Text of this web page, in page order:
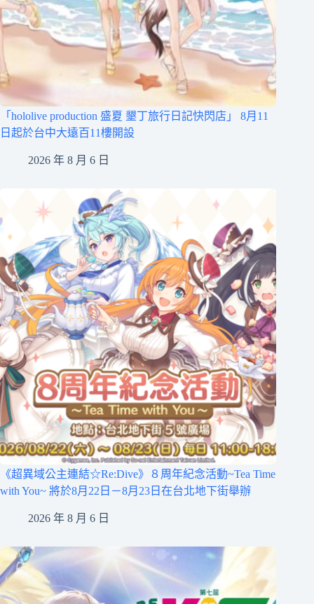
「hololive production 盛夏 墾丁旅行日記快閃店」 8月11
日起於台中大遠百11樓開設
2026 年 8 月 6 日
《超異域公主連結☆Re:Dive》８周年紀念活動~Tea Time
with You~ 將於8月22日－8月23日在台北地下街舉辦
2026 年 8 月 6 日